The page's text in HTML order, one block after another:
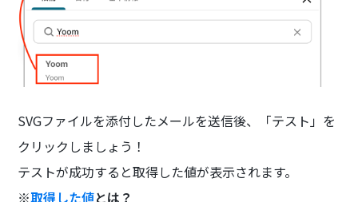
SVGファイルを添付したメールを送信後、「テスト」を
クリックしましょう！
テストが成功すると取得した値が表示されます。
※取得した値とは？